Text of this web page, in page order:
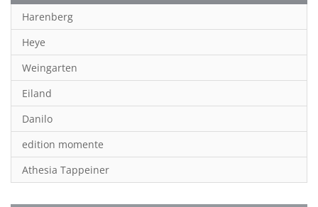
Harenberg
Heye
Weingarten
Eiland
Danilo
edition momente
Athesia Tappeiner